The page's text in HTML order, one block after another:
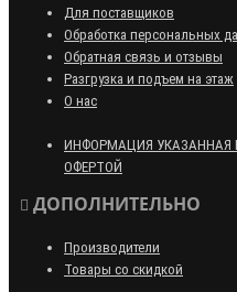
Для поставщиков
Обработка персональных
Обратная связь и отзывы
Разгрузка и подъем на этаж
О нас
ИНФОРМАЦИЯ УКАЗАННАЯ
ОФЕРТОЙ
ДОПОЛНИТЕЛЬНО
Производители
Товары со скидкой